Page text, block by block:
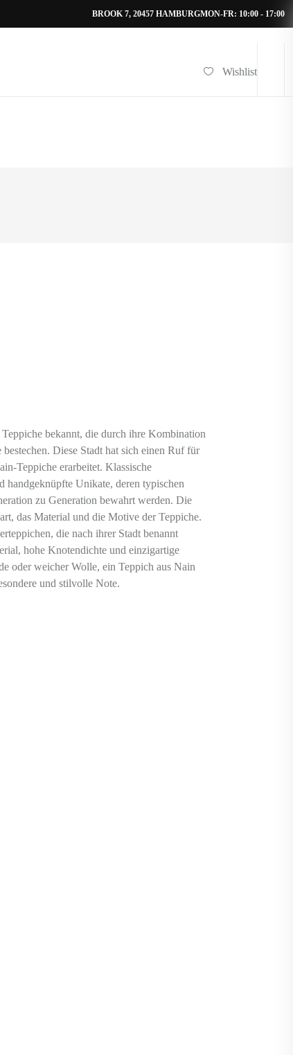
BROOK 7, 20457 HAMBURGMON-FR: 10:00 - 17:00
Wishlist
bekannt, die durch ihre Kombination
Diese Stadt hat sich einen Ruf für
Teppiche erarbeitet. Klassische
handgeknüpfte Unikate, deren typischen
zu Generation bewahrt werden. Die
das Material und die Motive der Teppiche.
die nach ihrer Stadt benannt
hohe Knotendichte und einzigartige
oder weicher Wolle, ein Teppich aus Nain
und stilvolle Note.